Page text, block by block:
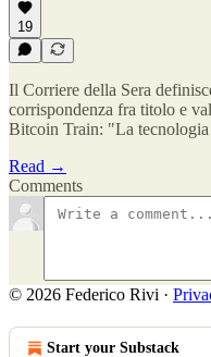
19
Il Corriere della Sera
corrispondenza fra titolo e
Bitcoin Train: "La
Read →
Comments
© 2026 Federico Rivi ·
Start your Substack